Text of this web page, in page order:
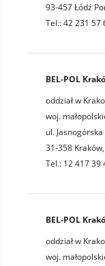
93-457 Łódź
Tel.: 42 231 57
BEL-POL
oddział w
woj.
ul. Jasnogórska
31-358 Kraków,
Tel.: 12 417 39
BEL-POL
oddział w
woj.